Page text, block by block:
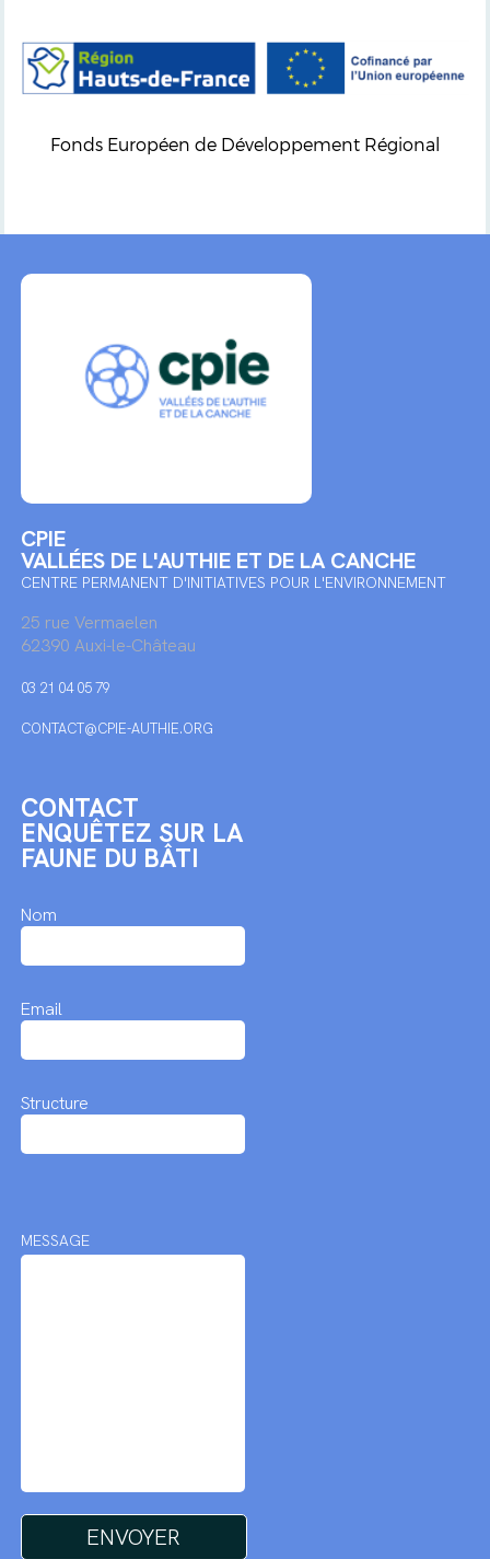
Fonds Européen de Développement Régional
CPIE
VALLÉES DE L'AUTHIE ET DE LA CANCHE
CENTRE PERMANENT D'INITIATIVES POUR L'ENVIRONNEMENT
25 rue Vermaelen
62390 Auxi-le-Château
03 21 04 05 79
CONTACT@CPIE-AUTHIE.ORG
CONTACT
ENQUÊTEZ SUR LA
FAUNE DU BÂTI
Nom
Email
Structure
MESSAGE